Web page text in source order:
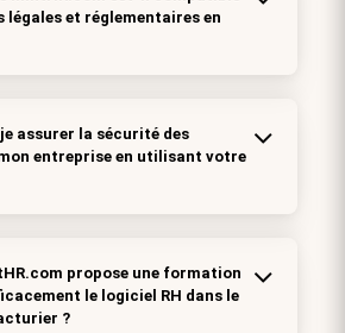
légales et réglementaires en
assurer la sécurité des
mon entreprise en utilisant votre
propose une formation
le logiciel RH dans le
?